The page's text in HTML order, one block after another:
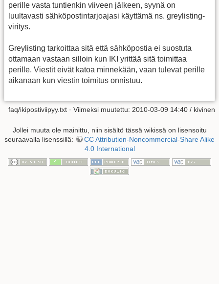
perille vasta tuntienkin viiveen jälkeen, syynä on
luultavasti sähköpostintarjoajasi käyttämä ns. greylisting-
viritys.
Greylisting tarkoittaa sitä että sähköpostia ei suostuta
ottamaan vastaan silloin kun IKI yrittää sitä toimittaa
perille. Viestit eivät katoa minnekään, vaan tulevat perille
aikanaan kun viestin toimitus onnistuu.
faq/ikipostiviipyy.txt · Viimeksi muutettu: 2010-03-09 14:40 / kivinen
Jollei muuta ole mainittu, niin sisältö tässä wikissä on lisensoitu
seuraavalla lisenssillä:
CC Attribution-Noncommercial-Share Alike
4.0 International